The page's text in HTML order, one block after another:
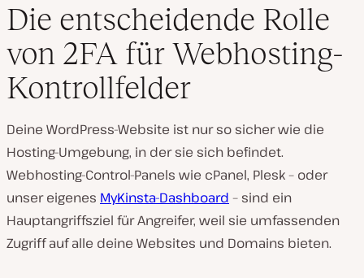
Die entscheidende Rolle
von 2FA für Webhosting-
Kontrollfelder
Deine WordPress-Website ist nur so sicher wie die
Hosting-Umgebung, in der sie sich befindet.
Webhosting-Control-Panels wie cPanel, Plesk – oder
unser eigenes MyKinsta-Dashboard – sind ein
Hauptangriffsziel für Angreifer, weil sie umfassenden
Zugriff auf alle deine Websites und Domains bieten.